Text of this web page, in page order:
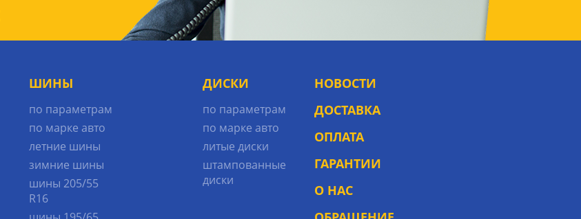
ШИНЫ
по параметрам
по марке авто
летние шины
зимние шины
шины 205/55
R16
ДИСКИ
по параметрам
по марке авто
литые диски
штампованные
диски
НОВОСТИ
ДОСТАВКА
ОПЛАТА
ГАРАНТИИ
О НАС